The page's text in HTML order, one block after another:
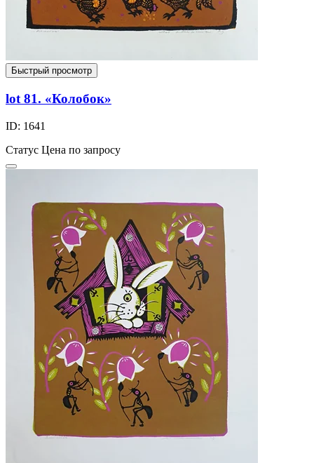
Быстрый просмотр
lot 81. «Колобок»
ID: 1641
Статус Цена по запросу